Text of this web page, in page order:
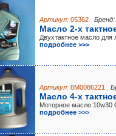
Артикул: 05362 Бренд:
Масло 2-х
Двухтактное масло
подробнее >>>
Артикул: 8M0086221
Масло 4-х
Моторное масло 10w30
подробнее >>>